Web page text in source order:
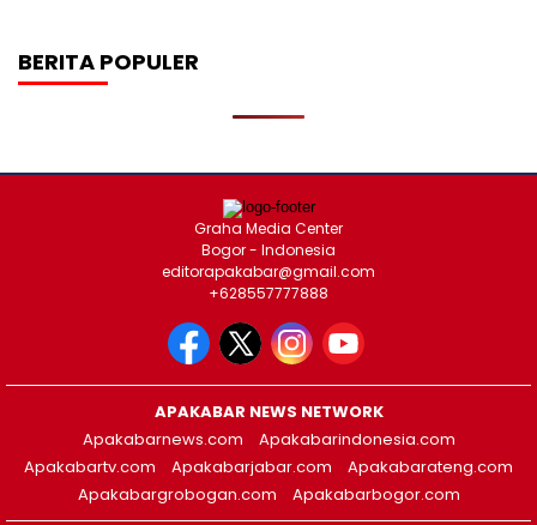
BERITA POPULER
Graha Media Center
Bogor - Indonesia
editorapakabar@gmail.com
+628557777888
APAKABAR NEWS NETWORK
Apakabarnews.com
Apakabarindonesia.com
Apakabartv.com
Apakabarjabar.com
Apakabarateng.com
Apakabargrobogan.com
Apakabarbogor.com